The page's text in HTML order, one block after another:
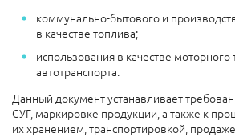
коммунально-бытового и
в качестве топлива;
использования в качестве моторного
автотранспорта.
Данный документ устанавливает
СУГ, маркировке продукции, а также к
их хранением, транспортировкой,